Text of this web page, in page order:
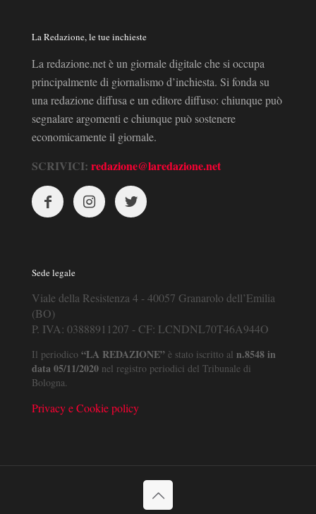
La Redazione, le tue inchieste
La redazione.net è un giornale digitale che si occupa
principalmente di giornalismo d’inchiesta. Si fonda su
una redazione diffusa e un editore diffuso: chiunque può
segnalare argomenti e chiunque può sostenere
economicamente il giornale.
SCRIVICI: redazione@laredazione.net
Sede legale
Viale della Resistenza 4 - 40057 Granarolo dell’Emilia
(BO)
P. IVA: 03888911207 - CF: LCNDNL70T46A944O
Il periodico “LA REDAZIONE” è stato iscritto al n.8548 in
data 05/11/2020 nel registro periodici del Tribunale di
Bologna.
Privacy e Cookie policy